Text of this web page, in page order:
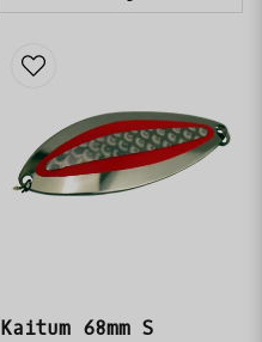
Kaitum 68mm S